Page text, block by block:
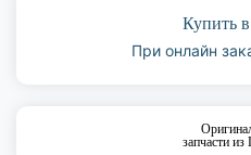
Купить
При онлайн
запчасти из